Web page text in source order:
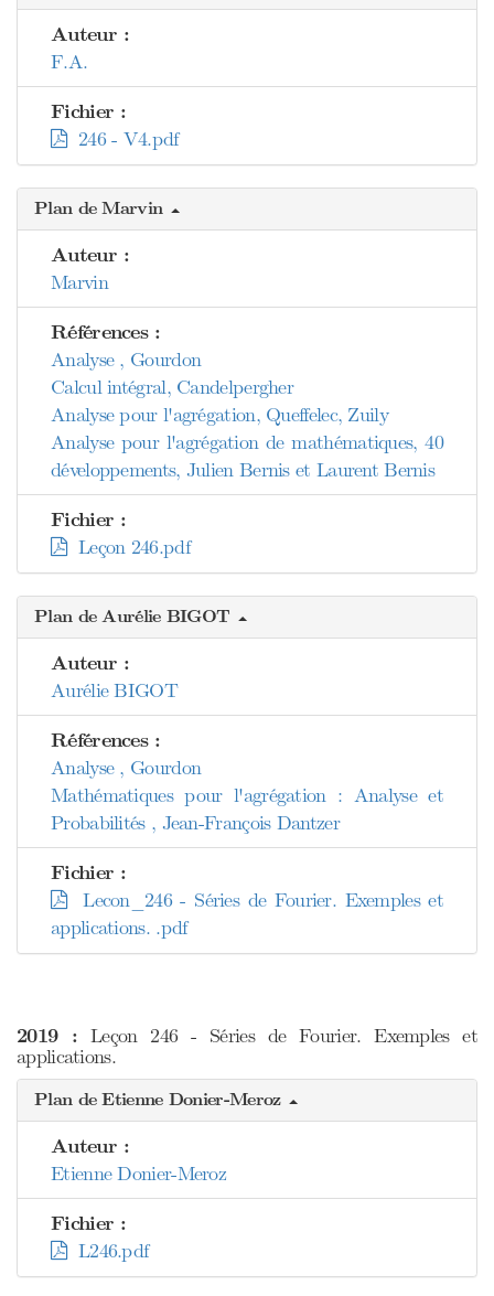
Auteur :
F.A.
Fichier :
246 - V4.pdf
Plan de Marvin
Auteur :
Marvin
Références :
Analyse , Gourdon
Calcul intégral, Candelpergher
Analyse pour l'agrégation, Queffelec, Zuily
Analyse pour l'agrégation de mathématiques, 40
développements, Julien Bernis et Laurent Bernis
Fichier :
Leçon 246.pdf
Plan de Aurélie BIGOT
Auteur :
Aurélie BIGOT
Références :
Analyse , Gourdon
Mathématiques pour l'agrégation : Analyse et
Probabilités , Jean-François Dantzer
Fichier :
Lecon_246 - Séries de Fourier. Exemples et
applications. .pdf
2019 : Leçon 246 - Séries de Fourier. Exemples et
applications.
Plan de Etienne Donier-Meroz
Auteur :
Etienne Donier-Meroz
Fichier :
L246.pdf